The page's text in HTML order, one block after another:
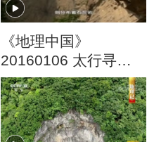
《地理中国》
20160106 太行寻奇·
井陉古村（下）